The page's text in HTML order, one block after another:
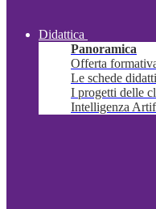
Didattica
Panoramica
Offerta
Le schede
I progetti delle
Intelligenza